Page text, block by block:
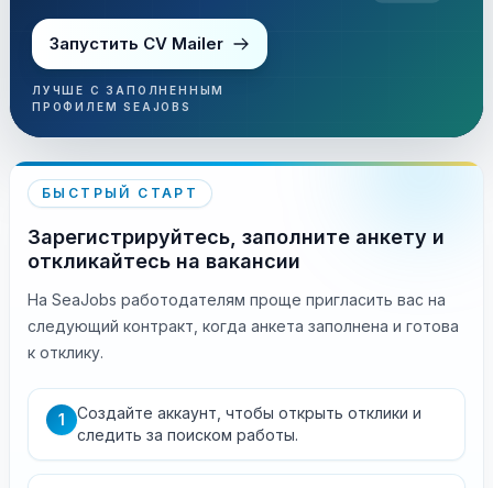
Запустить CV Mailer
ЛУЧШЕ С ЗАПОЛНЕННЫМ
ПРОФИЛЕМ SEAJOBS
БЫСТРЫЙ СТАРТ
Зарегистрируйтесь, заполните анкету и
откликайтесь на вакансии
На SeaJobs работодателям проще пригласить вас на
следующий контракт, когда анкета заполнена и готова
к отклику.
1
Создайте аккаунт, чтобы открыть отклики и
следить за поиском работы.